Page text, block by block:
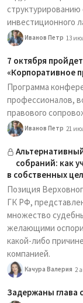
инвестиционного
Иванов Петр 13
7 октября
«Корпоративное
Программа
профессионалов,
правового
Иванов Петр 21
собраний: как
в собственных
Позиция
ГК РФ,
множество
желающими
какой-либо
компанией.
Качура Валерия 2
Задержаны глава